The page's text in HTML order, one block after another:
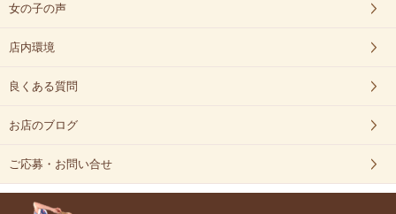
女の子の声
店内環境
良くある質問
お店のブログ
ご応募・お問い合せ